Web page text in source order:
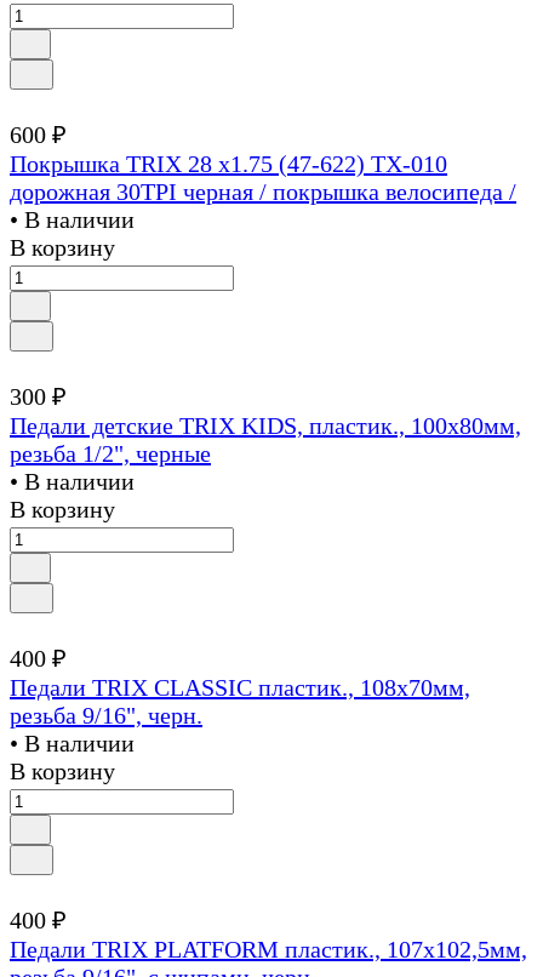
600 ₽
Покрышка TRIX 28 х1.75 (47-622) TX-010
дорожная 30TPI черная / покрышка велосипеда /
• В наличии
В корзину
300 ₽
Педали детские TRIX KIDS, пластик., 100x80мм,
резьба 1/2", черные
• В наличии
В корзину
400 ₽
Педали TRIX CLASSIC пластик., 108x70мм,
резьба 9/16", черн.
• В наличии
В корзину
400 ₽
Педали TRIX PLATFORM пластик., 107x102,5мм,